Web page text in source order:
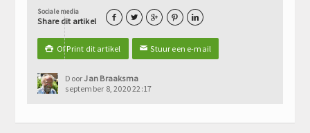
Sociale media
Share dit artikel     
 Of Print dit artikel ✉Stuur een e-mail
DoorJan Braaksma
september 8, 2020 22:17